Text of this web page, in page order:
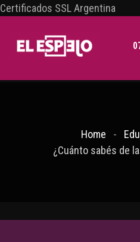
Certificados SSL Argentina
Home
¿Cuánto sabés de